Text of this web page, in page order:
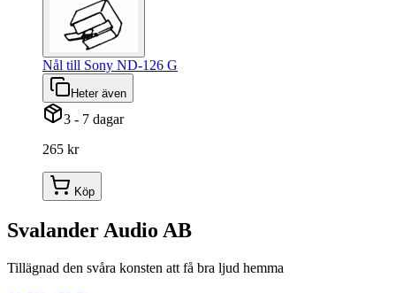
Nål till Sony ND-126 G
Heter även
3 - 7 dagar
265 kr
Köp
Svalander Audio AB
Tillägnad den svåra konsten att få bra ljud hemma